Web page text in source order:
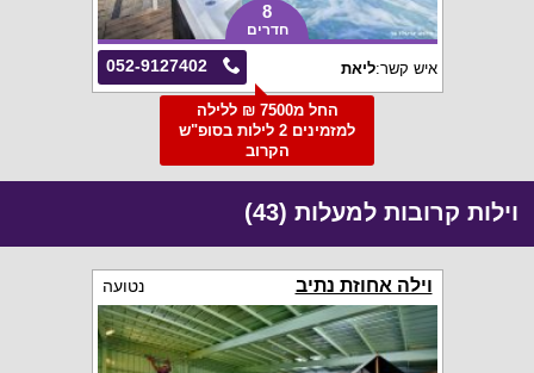
8
חדרים
052-9127402 איש קשר:ליאת
החל מ7500 ₪ ללילה
למזמינים 2 לילות בסופ"ש
הקרוב
וילות קרובות למעלות (43)
וילה אחוזת נתיב נטועה